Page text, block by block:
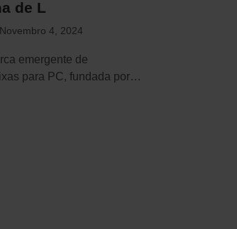
de L
Novembro 4, 2024
emergente de
para PC, fundada por